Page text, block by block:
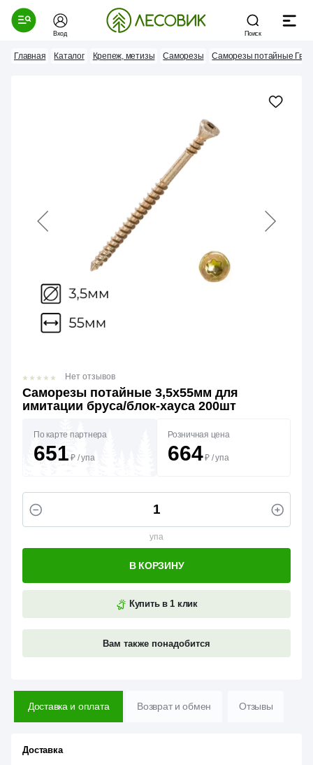
Вход Поиск
Главная Каталог Крепеж, метизы Саморезы Саморезы потайные
Саморезы потайные 3,5х55мм для
имитации бруса/блок-хауса 200шт
Нет отзывов
По карте партнера
651 ₽ /упа
Розничная цена
664₽ /упа
упа
Купить в 1 клик
Вам также понадобится
В КОРЗИНУ
Доставка и оплата Возврат и обмен Отзывы
Доставка